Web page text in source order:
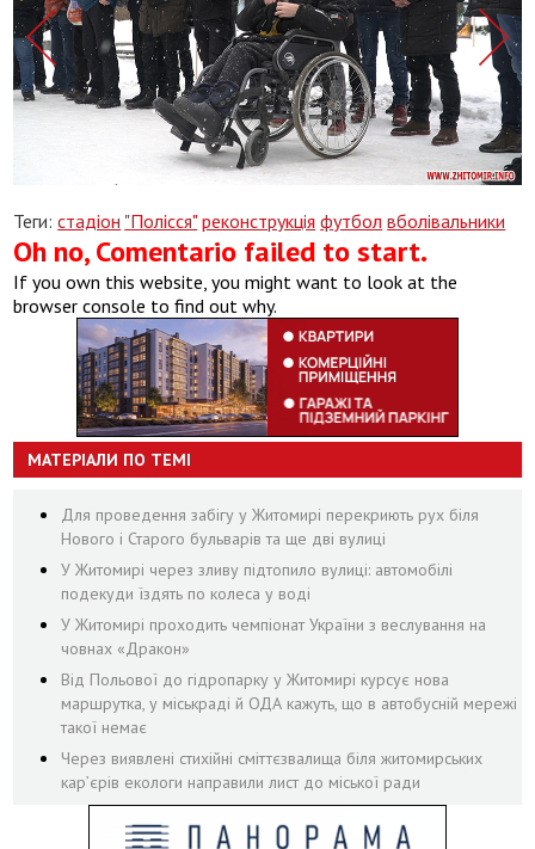
Теги:стадіон "Полісся" реконструкція футбол вболівальники
Oh no, Comentario failed to start.
If you own this website, you might want to look at the
browser console to find out why.
МАТЕРІАЛИ ПО ТЕМІ
Для проведення забігу у Житомирі перекриють рух біля
Нового і Старого бульварів та ще дві вулиці
У Житомирі через зливу підтопило вулиці: автомобілі
подекуди їздять по колеса у воді
У Житомирі проходить чемпіонат України з веслування на
човнах «Дракон»
Від Польової до гідропарку у Житомирі курсує нова
маршрутка, у міськраді й ОДА кажуть, що в автобусній мережі
такої немає
Через виявлені стихійні сміттєзвалища біля житомирських
кар’єрів екологи направили лист до міської ради